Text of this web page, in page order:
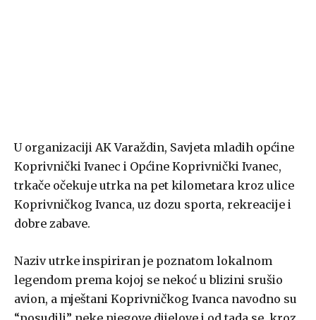
U organizaciji AK Varaždin, Savjeta mladih općine
Koprivnički Ivanec i Općine Koprivnički Ivanec,
trkače očekuje utrka na pet kilometara kroz ulice
Koprivničkog Ivanca, uz dozu sporta, rekreacije i
dobre zabave.
Naziv utrke inspiriran je poznatom lokalnom
legendom prema kojoj se nekoć u blizini srušio
avion, a mještani Koprivničkog Ivanca navodno su